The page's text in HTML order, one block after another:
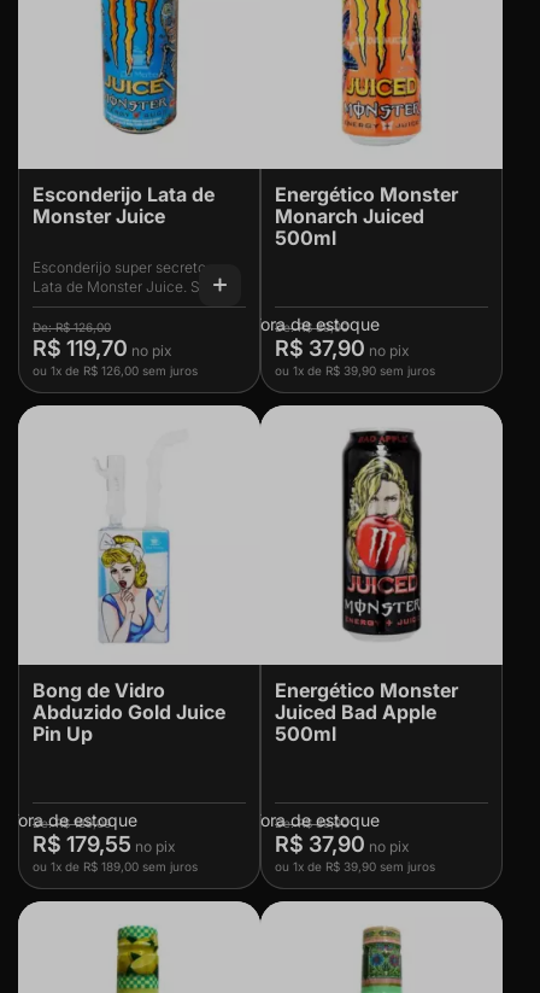
Esconderijo Lata de
Monster Juice
Esconderijo super secreto na
Lata de Monster Juice. Saiba
mais em Tabacaria da Mata.
R$ 126,00
R$ 119,70
ou 1x de R$ 126,00 sem juros
Energético Monster
Monarch Juiced
500ml
R$ 39,90
R$ 37,90
ou 1x de R$ 39,90 sem juros
Fora de estoque
Bong de Vidro
Abduzido Gold Juice
Pin Up
R$ 189,00
R$ 179,55
ou 1x de R$ 189,00 sem juros
Fora de estoque
Energético Monster
Juiced Bad Apple
500ml
R$ 39,90
R$ 37,90
ou 1x de R$ 39,90 sem juros
Fora de estoque